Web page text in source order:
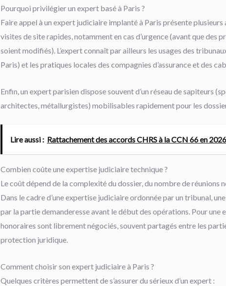
Pourquoi privilégier un expert basé à Paris ?
Faire appel à un expert judiciaire implanté à Paris présente
visites de site rapides, notamment en cas d’urgence (avant que des
soient modifiés). L’expert connaît par ailleurs les usages des
Paris) et les pratiques locales des compagnies d’assurance et des
Enfin, un expert parisien dispose souvent d’un réseau de sapiteurs
architectes, métallurgistes) mobilisables rapidement pour les
Lire aussi : Rattachement des accords CHRS à la CCN 66 en
Combien coûte une expertise judiciaire technique ?
Le coût dépend de la complexité du dossier, du nombre de réunions
Dans le cadre d’une expertise judiciaire ordonnée par un tribunal,
par la partie demanderesse avant le début des opérations. Pour
honoraires sont librement négociés, souvent partagés entre les
protection juridique.
Comment choisir son expert judiciaire à Paris ?
Quelques critères permettent de s’assurer du sérieux d’un expert :